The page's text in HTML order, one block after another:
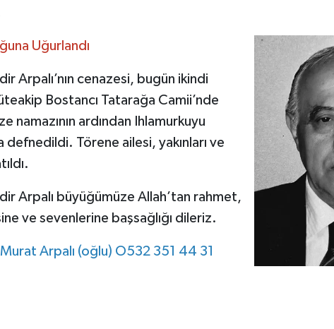
Uğurlandı
Arpalı’nın cenazesi, bugün ikindi
Bostancı Tatarağa Camii’nde
namazının ardından Ihlamurkuyu
defnedildi. Törene ailesi, yakınları ve
Arpalı büyüğümüze Allah’tan rahmet,
ve sevenlerine başsağlığı dileriz.
Murat Arpalı (oğlu) O532 351 44 31